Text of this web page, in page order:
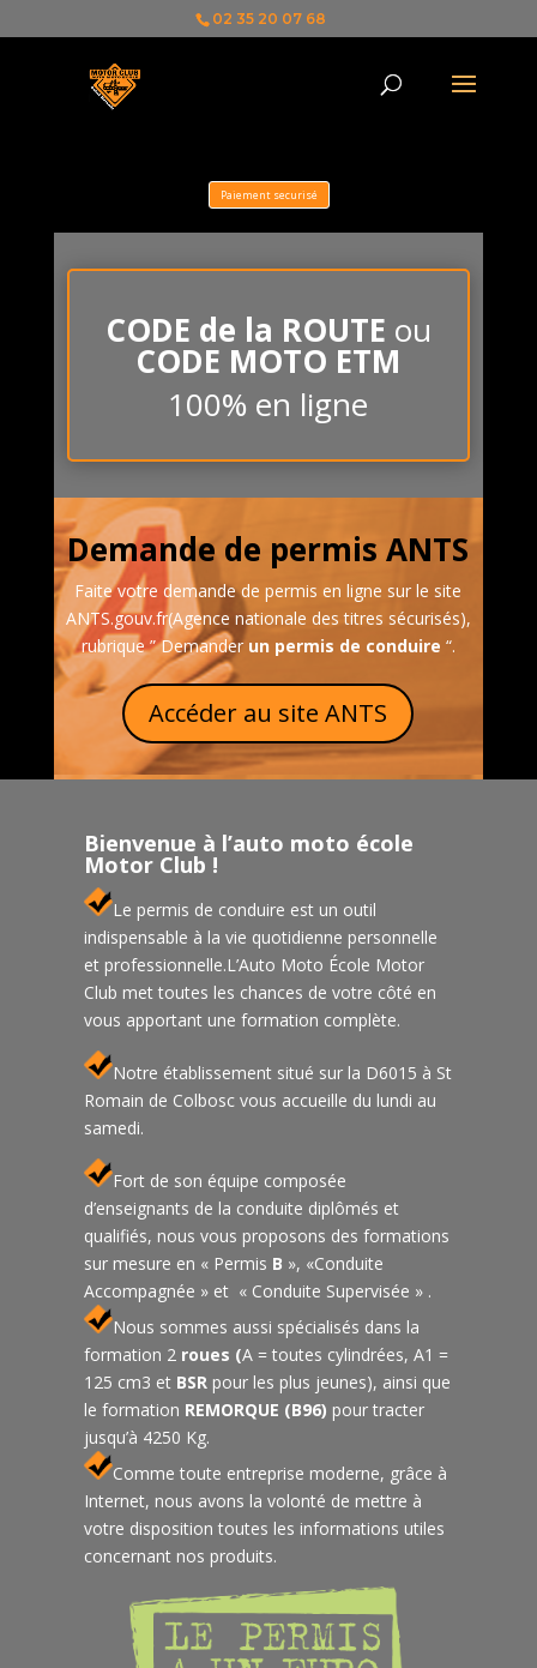
02 35 20 07 68
Paiement securisé
CODE de la ROUTE ou
CODE MOTO ETM
100% en ligne
Demande de permis ANTS
Faite votre demande de permis en ligne sur le site
ANTS.gouv.fr(Agence nationale des titres sécurisés),
rubrique ” Demander un permis de conduire “.
Accéder au site ANTS
Bienvenue à l’auto moto école
Motor Club !
Le permis de conduire est un outil
indispensable à la vie quotidienne personnelle
et professionnelle.L’Auto Moto École Motor
Club met toutes les chances de votre côté en
vous apportant une formation complète.
Notre établissement situé sur la D6015 à St
Romain de Colbosc vous accueille du lundi au
samedi.
Fort de son équipe composée
d’enseignants de la conduite diplômés et
qualifiés, nous vous proposons des formations
sur mesure en « Permis B », «Conduite
Accompagnée » et « Conduite Supervisée » .
Nous sommes aussi spécialisés dans la
formation 2 roues (A = toutes cylindrées, A1 =
125 cm3 et BSR pour les plus jeunes), ainsi que
le formation REMORQUE (B96) pour tracter
jusqu’à 4250 Kg.
Comme toute entreprise moderne, grâce à
Internet, nous avons la volonté de mettre à
votre disposition toutes les informations utiles
concernant nos produits.